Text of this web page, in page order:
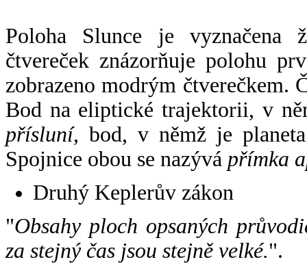
Poloha Slunce je vyznačena
čtvereček znázorňuje polohu
zobrazeno modrým čtverečkem.
Bod na eliptické trajektorii, v
přísluní, bod, v němž je
Spojnice obou se nazývá přímka
Druhý Keplerův zákon
"Obsahy ploch opsaných
za stejný čas jsou stejně velké.".